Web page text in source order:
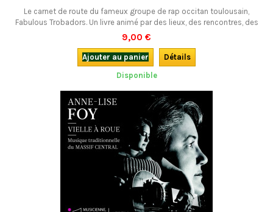
Le carnet de route du fameux groupe de rap occitan toulousain,
Fabulous Trobadors. Un livre animé par des lieux, des rencontres, des
conversations socratiques, des photos et des textes de chansons
(bilingues).
9,00 €
Ajouter au panier
Détails
Disponible